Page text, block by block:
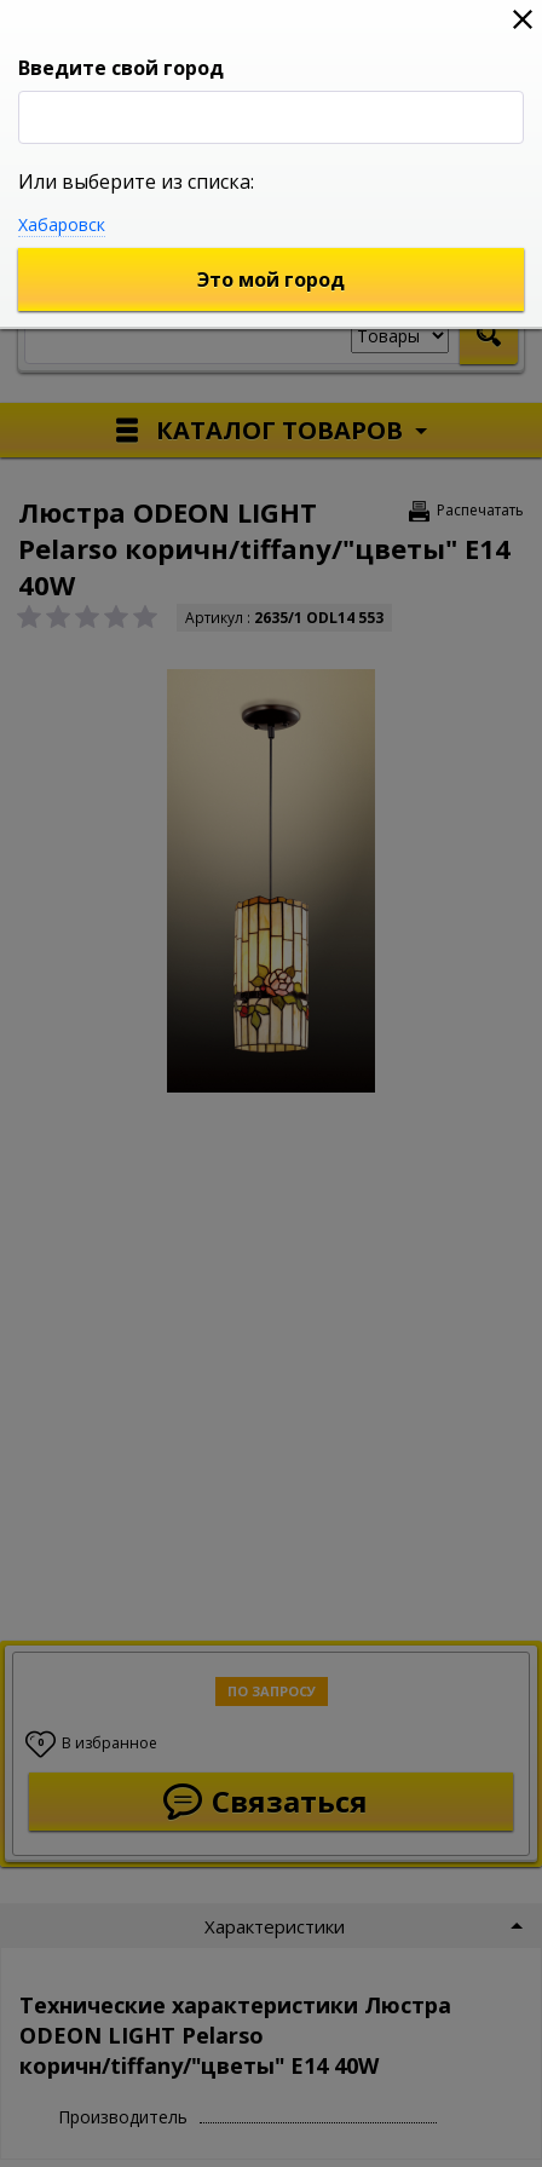
0
УНИВЕРСАЛЬНЫЙ ИНТЕРНЕТ МАГАЗИН
КАТАЛОГ ТОВАРОВ
Распечатать
Люстра ODEON LIGHT
Pelarso коричн/tiffany/"цветы" E14
40W
Артикул : 2635/1 ODL14 553
ПО ЗАПРОСУ
0 В избранное
Связаться
Характеристики
Технические характеристики Люстра
ODEON LIGHT Pelarso
коричн/tiffany/"цветы" E14 40W
Производитель
Введите свой город
Или выберите из списка:
Хабаровск
Это мой город